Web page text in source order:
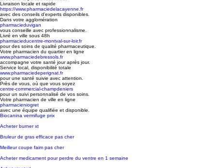
Livraison locale et rapide
https://www.pharmaciedelacayenne.fr
avec des conseils d'experts disponibles.
Dans votre agglomération
pharmacieduvigan
vous conseille avec professionnalisme.
Livré en ville sous 48h
pharmacieducentre-montval-sur-loir.fr
pour des soins de qualité pharmaceutique.
Votre pharmacien du quartier en ligne
www.pharmaciedebressols.fr
accompagne votre santé jour après jour.
Service local, disponibilité totale
www.pharmaciedeperignat.fr
pour une santé suivie avec attention.
Près de vous, où que vous soyez
centre-commercial-champdeniers
pour un suivi personnalisé de vos soins.
Votre pharmacien de ville en ligne
pharmacieniogret
avec une équipe qualifiée et disponible.
Biocanina vermifuge prix
Acheter burner xt
Bruleur de gras efficace pas cher
Meilleur coupe faim pas cher
Acheter medicament pour perdre du ventre en 1 semaine